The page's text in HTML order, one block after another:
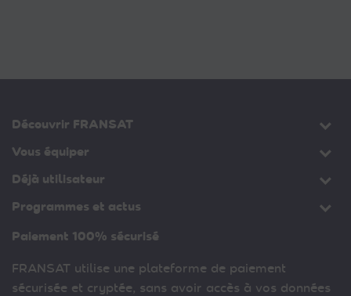
Découvrir FRANSAT
Vous équiper
Déjà utilisateur
Programmes et actus
Paiement 100% sécurisé
FRANSAT utilise une plateforme de paiement
sécurisée et cryptée, sans avoir accès à vos données